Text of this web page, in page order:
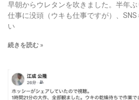
早朝からウレタンを吹きました。半年
仕事に没頭（ウキも仕事ですが）、
い
続きを読む »